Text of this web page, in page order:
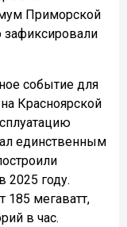
Приморской
зафиксировали
событие для
Красноярской
единственным
2025 году.
185 мегаватт,
в час.